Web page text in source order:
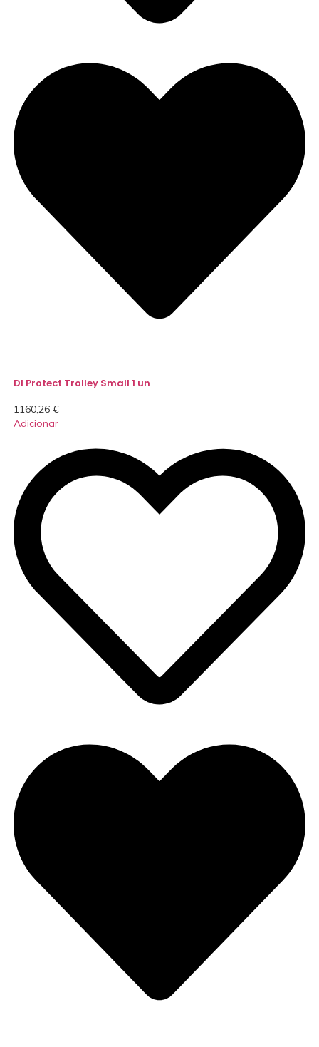
DI Protect Trolley Small 1 un
1160,26 €
Adicionar